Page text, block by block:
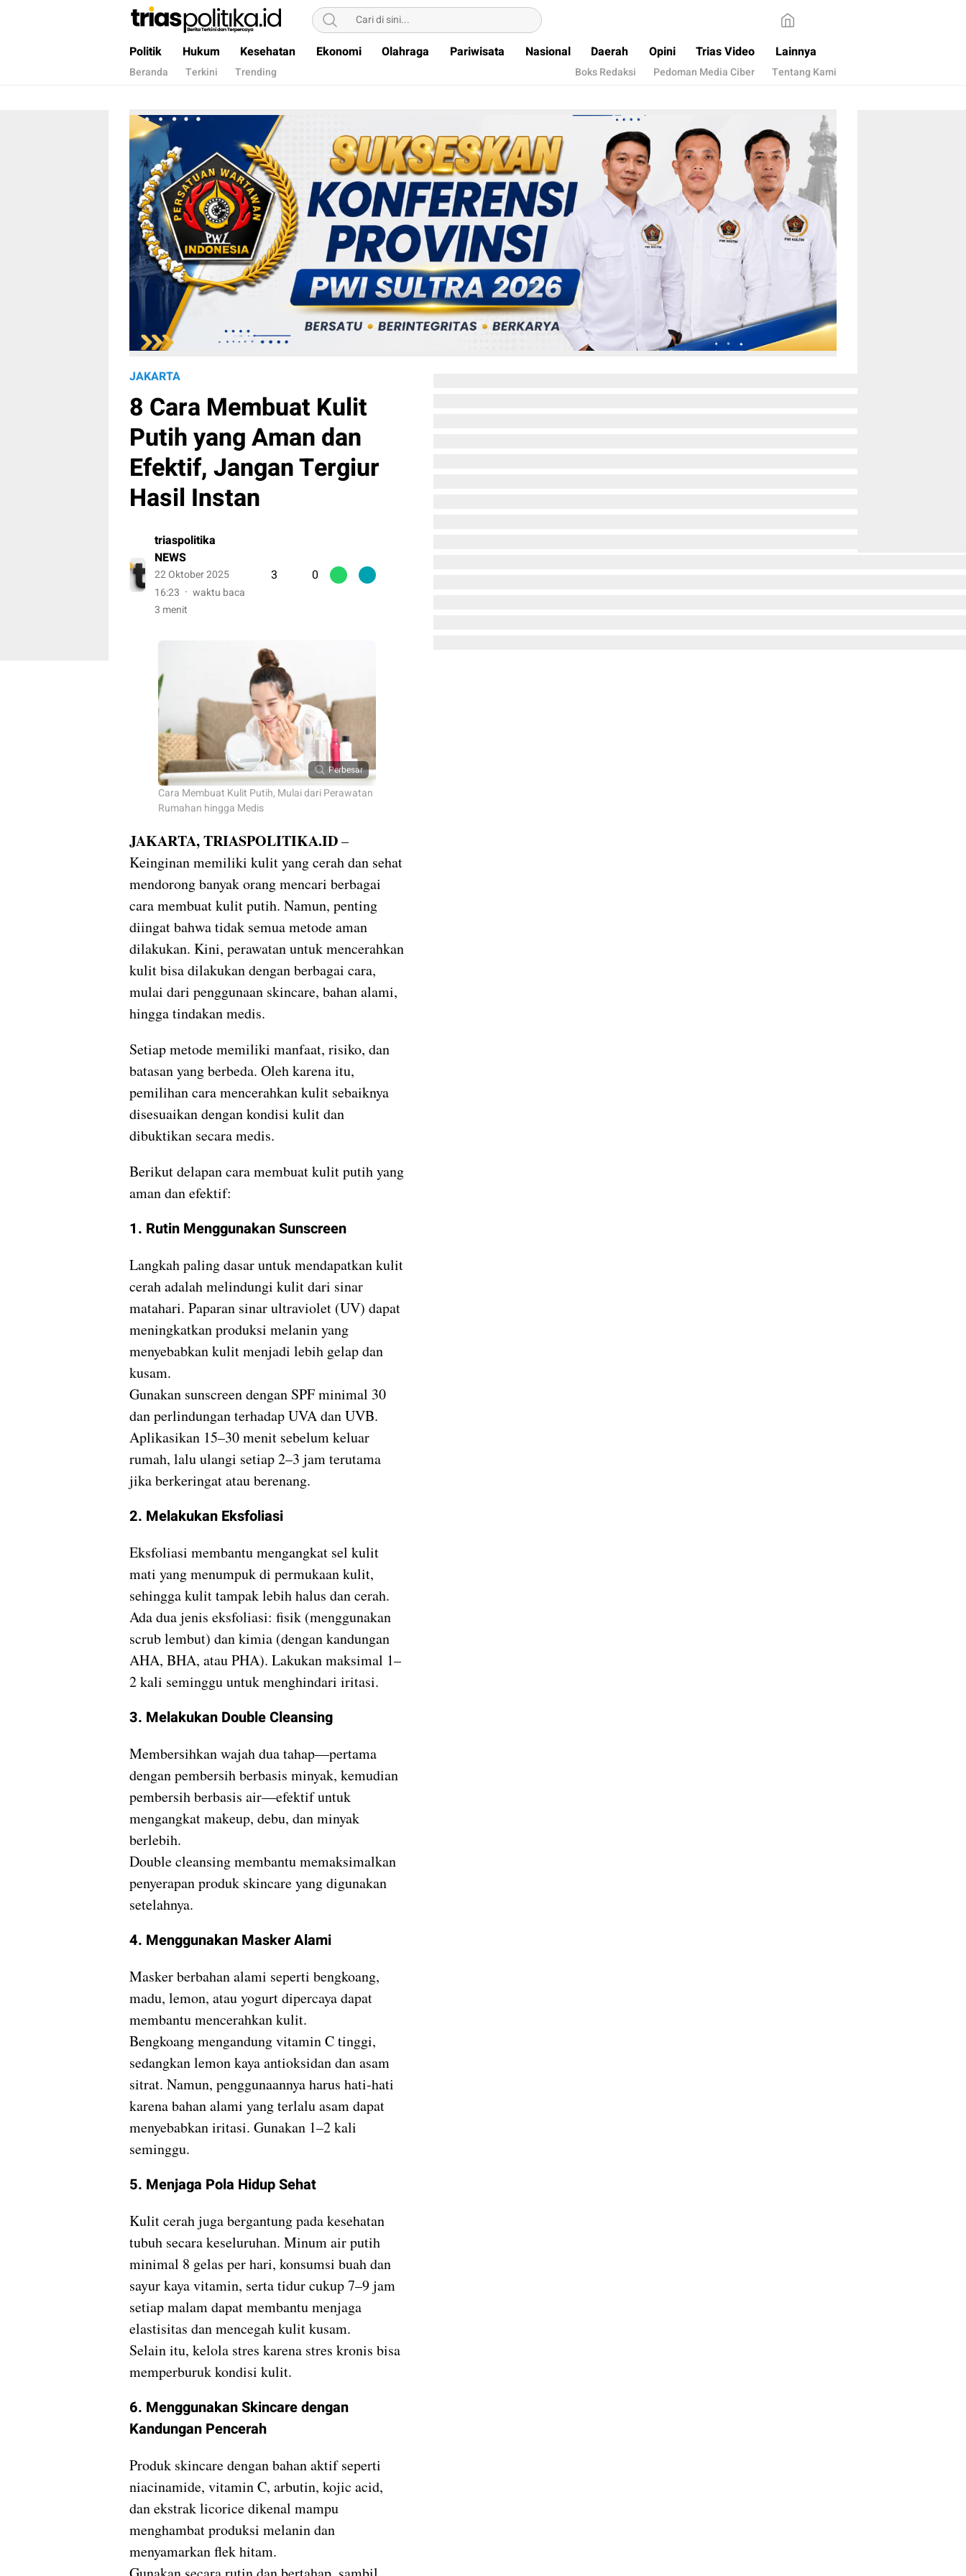
Berita Terkini & Terpercaya
Politik Hukum Kesehatan Ekonomi Olahraga Pariwisata Nasional Daerah Opini Trias Video Lainnya
Beranda Terkini Trending Boks Redaksi Pedoman Media Ciber Tentang Kami
JAKARTA
8 Cara Membuat Kulit
Putih yang Aman dan
Efektif, Jangan Tergiur
Hasil Instan
triaspolitika
NEWS
22 Oktober 2025
16:23
waktu baca
3 menit
3 0
Perbesar
Cara Membuat Kulit Putih, Mulai dari Perawatan
Rumahan hingga Medis
JAKARTA, TRIASPOLITIKA.ID–
Keinginan memiliki kulit yang cerah dan sehat
mendorong banyak orang mencari berbagai
cara membuat kulit putih. Namun, penting
diingat bahwa tidak semua metode aman
dilakukan. Kini, perawatan untuk mencerahkan
kulit bisa dilakukan dengan berbagai cara,
mulai dari penggunaan skincare, bahan alami,
hingga tindakan medis.
Setiap metode memiliki manfaat, risiko, dan
batasan yang berbeda. Oleh karena itu,
pemilihan cara mencerahkan kulit sebaiknya
disesuaikan dengan kondisi kulit dan
dibuktikan secara medis.
Berikut delapan cara membuat kulit putih yang
aman dan efektif:
1. Rutin Menggunakan Sunscreen
Langkah paling dasar untuk mendapatkan kulit
cerah adalah melindungi kulit dari sinar
matahari. Paparan sinar ultraviolet (UV) dapat
meningkatkan produksi melanin yang
menyebabkan kulit menjadi lebih gelap dan
kusam.
Gunakan sunscreen dengan SPF minimal 30
dan perlindungan terhadap UVA dan UVB.
Aplikasikan 15–30 menit sebelum keluar
rumah, lalu ulangi setiap 2–3 jam terutama
jika berkeringat atau berenang.
2. Melakukan Eksfoliasi
Eksfoliasi membantu mengangkat sel kulit
mati yang menumpuk di permukaan kulit,
sehingga kulit tampak lebih halus dan cerah.
Ada dua jenis eksfoliasi: fisik (menggunakan
scrub lembut) dan kimia (dengan kandungan
AHA, BHA, atau PHA). Lakukan maksimal 1–
2 kali seminggu untuk menghindari iritasi.
3. Melakukan Double Cleansing
Membersihkan wajah dua tahap—pertama
dengan pembersih berbasis minyak, kemudian
pembersih berbasis air—efektif untuk
mengangkat makeup, debu, dan minyak
berlebih.
Double cleansing membantu memaksimalkan
penyerapan produk skincare yang digunakan
setelahnya.
4. Menggunakan Masker Alami
Masker berbahan alami seperti bengkoang,
madu, lemon, atau yogurt dipercaya dapat
membantu mencerahkan kulit.
Bengkoang mengandung vitamin C tinggi,
sedangkan lemon kaya antioksidan dan asam
sitrat. Namun, penggunaannya harus hati-hati
karena bahan alami yang terlalu asam dapat
menyebabkan iritasi. Gunakan 1–2 kali
seminggu.
5. Menjaga Pola Hidup Sehat
Kulit cerah juga bergantung pada kesehatan
tubuh secara keseluruhan. Minum air putih
minimal 8 gelas per hari, konsumsi buah dan
sayur kaya vitamin, serta tidur cukup 7–9 jam
setiap malam dapat membantu menjaga
elastisitas dan mencegah kulit kusam.
Selain itu, kelola stres karena stres kronis bisa
memperburuk kondisi kulit.
6. Menggunakan Skincare dengan
Kandungan Pencerah
Produk skincare dengan bahan aktif seperti
niacinamide, vitamin C, arbutin, kojic acid,
dan ekstrak licorice dikenal mampu
menghambat produksi melanin dan
menyamarkan flek hitam.